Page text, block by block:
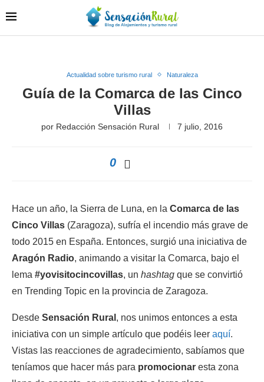
Actualidad sobre turismo rural Naturaleza
Guía de la Comarca de las Cinco
Villas
por Redacción Sensación Rural 7 julio, 2016
0
Hace un año, la Sierra de Luna, en la Comarca de las
Cinco Villas (Zaragoza), sufría el incendio más grave de
todo 2015 en España. Entonces, surgió una iniciativa de
Aragón Radio, animando a visitar la Comarca, bajo el
lema #yovisitocincovillas, un hashtag que se convirtió
en Trending Topic en la provincia de Zaragoza.
Desde Sensación Rural , nos unimos entonces a esta
iniciativa con un simple artículo que podéis leer aquí.
Vistas las reacciones de agradecimiento, sabíamos que
teníamos que hacer más para promocionar esta zona